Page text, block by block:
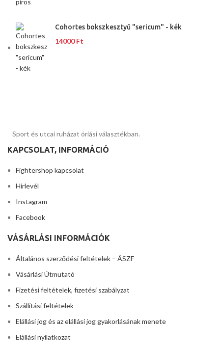
Cohortes bokszkesztyű "sericum" - kék
14000Ft
Sport és utcai ruházat óriási választékban.
KAPCSOLAT, INFORMÁCIÓ
Fightershop kapcsolat
Hírlevél
Instagram
Facebook
VÁSÁRLÁSI INFORMÁCIÓK
Általános szerződési feltételek – ÁSZF
Vásárlási Útmutató
Fizetési feltételek, fizetési szabályzat
Szállítási feltételek
Elállási jog és az elállási jog gyakorlásának menete
Elállási nyilatkozat